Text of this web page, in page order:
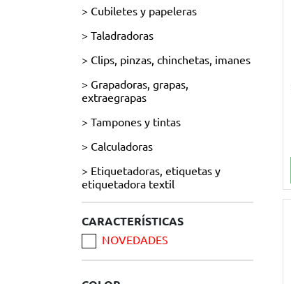
> Cubiletes y papeleras
> Taladradoras
> Clips, pinzas, chinchetas, imanes
> Grapadoras, grapas,
extraegrapas
> Tampones y tintas
> Calculadoras
> Etiquetadoras, etiquetas y
etiquetadora textil
CARACTERÍSTICAS
NOVEDADES